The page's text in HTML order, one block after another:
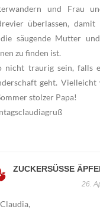
und Frau
überlassen, damit
säugende Mutter
zu finden ist.
nicht traurig sein, falls
geht.
stolzer Papa!
ZUCKERSÜSSE ÄPFEL
26.